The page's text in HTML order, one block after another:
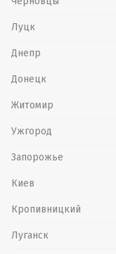
Луцк
Днепр
Донецк
Житомир
Ужгород
Запорожье
Киев
Кропивницкий
Луганск